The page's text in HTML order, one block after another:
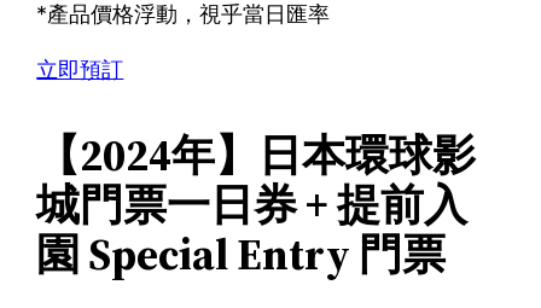
*產品價格浮動，視乎當日匯率
立即預訂
【2024年】日本環球影
城門票一日券 + 提前入
園 Special Entry 門票